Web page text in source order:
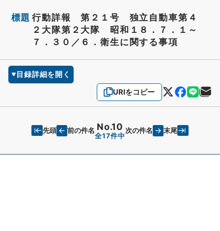
標題 行動詳報 第２１号 独立自動車第４
２大隊第２大隊 昭和１８．７．１～
７．３０／６．衛生に関する事項
目録詳細を開く
URIをコピー
先頭 前の件名 No.10
全17件中
次の件名 末尾